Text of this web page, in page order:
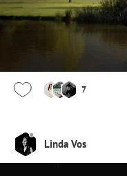
7
Linda Vos